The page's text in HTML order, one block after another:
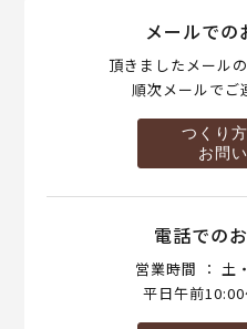
メールでの
頂きましたメール
順次メールでご
つくり
お問
電話での
営業時間 ： 土
平日午前